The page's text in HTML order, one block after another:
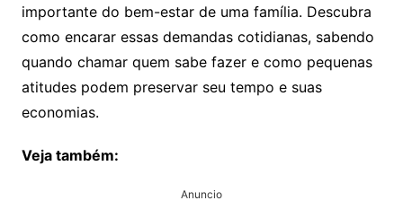
importante do bem-estar de uma família. Descubra
como encarar essas demandas cotidianas, sabendo
quando chamar quem sabe fazer e como pequenas
atitudes podem preservar seu tempo e suas
economias.
Veja também:
Anuncio